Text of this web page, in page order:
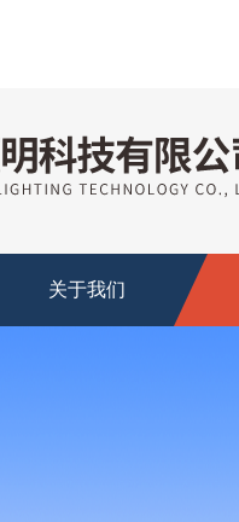
关于我们